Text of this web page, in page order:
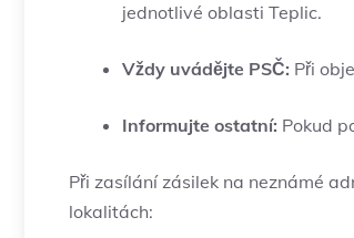
jednotlivé oblasti Teplic.
Vždy uvádějte PSČ: Při
Informujte ostatní: Pokud
Při zasílání zásilek na neznámé
lokalitách: